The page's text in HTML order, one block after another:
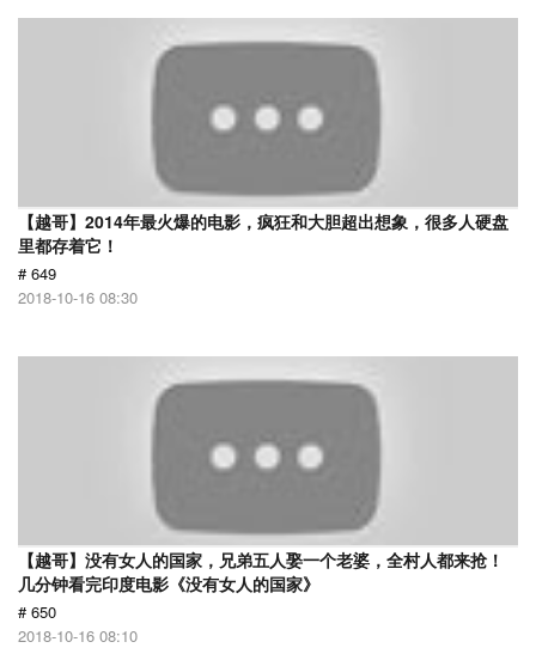
【越哥】2014年最火爆的电影，疯狂和大胆超出想象，很多人硬盘
里都存着它！
# 649
2018-10-16 08:30
【越哥】没有女人的国家，兄弟五人娶一个老婆，全村人都来抢！
几分钟看完印度电影《没有女人的国家》
# 650
2018-10-16 08:10